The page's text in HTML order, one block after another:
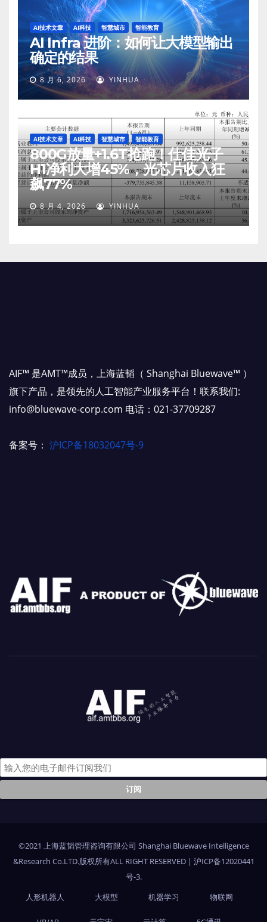
AI技术文章 AI科技 智慧城市 智能教育
AI Infra 进阶：如何让大模型输出
确定的结果
8 月 6, 2026 YINHUA
AI技术文章 AI科技 智慧城市 智能教育
800G放量+1.6T抢跑！仕佳光子
H1净利大增45%，光芯片收入狂
飙77%
8 月 4, 2026 YINHUA
AIF™ 是AMT™成员，上海蓝韬（ Shanghai Bluewave™ ）
旗下产品，是领先的人工智能产业服务平台！联系我们:
info@bluewave-corp.com 电话：021-37709287
备案号： 沪ICP备18032047号-9
©2021 上海蓝韬管理咨询有限公司 Shanghai Bluewave Intelligence
&Research Co.LTD.版权所有ALL RIGHT RESERVED | 沪ICP备12020441
号-3.
人形机器人
大模型 机器学习 物联网